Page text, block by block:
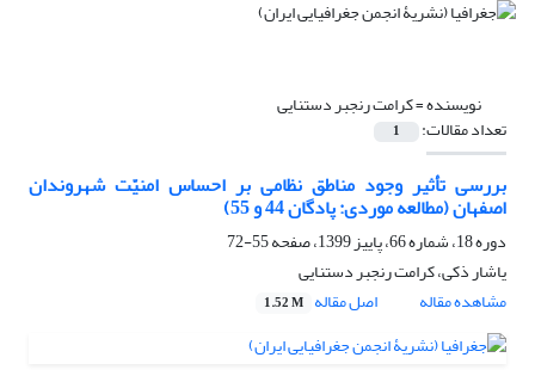
نویسنده =کرامت رنجبر دستنایی
تعداد مقالات: 1
بررسی تأثیر وجود مناطق نظامی بر احساس امنیّت شهروندان
اصفهان (مطالعه موردی: پادگان 44 و 55)
دوره 18، شماره 66، پاییز 1399، صفحه
55-72
یاشار ذکی، کرامت رنجبر دستنایی
مشاهده مقاله
اصل مقاله 1.52 M